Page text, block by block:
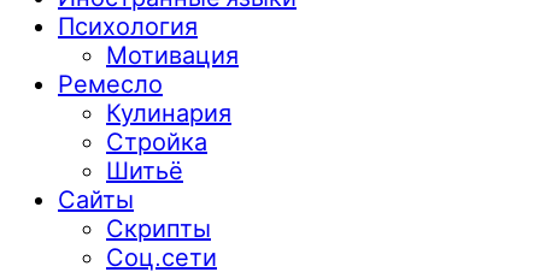
Психология
Мотивация
Ремесло
Кулинария
Стройка
Шитьё
Сайты
Скрипты
Соц.сети